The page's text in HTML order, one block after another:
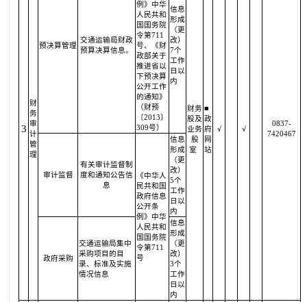
3
财
务
审
计
管
理
预决算管理
交通运输局财政
预算决算信息。
例》中华
人民共和
国国务院
令第711
号、《财
政部关于
推进省以
下预决算
公开工作
的通知》
（财预
〔2013〕
309号）
信息
形成
（更
改）
7个
工作
日以
内
财务
股及
业务
股
室
■
政
府
网
站
√ √
0837-
7420467
审计监督
有关审计监督制
度和通知公告信
息
《中华人
民共和国
政府信息
公开条
例》中华
人民共和
国国务院
令第711
号
信息
形成
（更
改）
5个
工作
日以
内
政府采购
交通运输局集中
采购项目的目
录、标准及实施
情况信息
信息
形成
（更
改）
3个
工作
日以
内